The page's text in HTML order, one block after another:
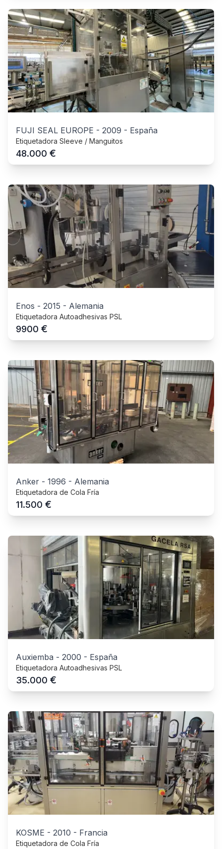
FUJI SEAL EUROPE - 2009 - España
Etiquetadora Sleeve / Manguitos
48.000 €
Enos - 2015 - Alemania
Etiquetadora Autoadhesivas PSL
9900 €
Anker - 1996 - Alemania
Etiquetadora de Cola Fría
11.500 €
Auxiemba - 2000 - España
Etiquetadora Autoadhesivas PSL
35.000 €
KOSME - 2010 - Francia
Etiquetadora de Cola Fría